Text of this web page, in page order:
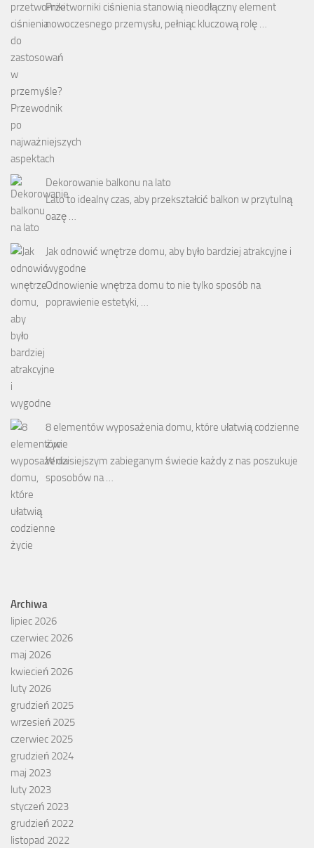
Przetworniki ciśnienia stanowią nieodłączny element
nowoczesnego przemysłu, pełniąc kluczową rolę …
Dekorowanie balkonu na lato
Lato to idealny czas, aby przekształcić balkon w przytulną
oazę …
Jak odnowić wnętrze domu, aby było bardziej atrakcyjne i
wygodne
Odnowienie wnętrza domu to nie tylko sposób na
poprawienie estetyki, …
8 elementów wyposażenia domu, które ułatwią codzienne
życie
W dzisiejszym zabieganym świecie każdy z nas poszukuje
sposobów na …
Archiwa
lipiec 2026
czerwiec 2026
maj 2026
kwiecień 2026
luty 2026
grudzień 2025
wrzesień 2025
czerwiec 2025
grudzień 2024
maj 2023
luty 2023
styczeń 2023
grudzień 2022
listopad 2022